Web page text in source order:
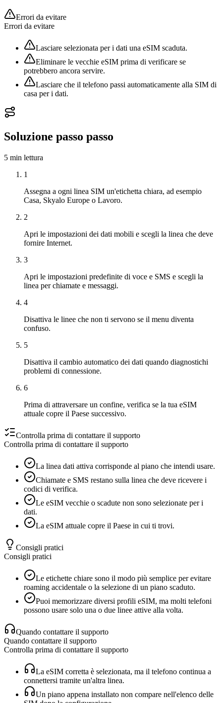
Errori da evitare
Errori da evitare
Lasciare selezionata per i dati una eSIM scaduta.
Eliminare le vecchie eSIM prima di verificare se
potrebbero ancora servire.
Lasciare che il telefono passi automaticamente alla SIM di
casa per i dati.
Soluzione passo passo
5 min lettura
1
Assegna a ogni linea SIM un'etichetta chiara, ad esempio
Casa, Skyalo Europe o Lavoro.
2
Apri le impostazioni dei dati mobili e scegli la linea che deve
fornire Internet.
3
Apri le impostazioni predefinite di voce e SMS e scegli la
linea per chiamate e messaggi.
4
Disattiva le linee che non ti servono se il menu diventa
confuso.
5
Disattiva il cambio automatico dei dati quando diagnostichi
problemi di connessione.
6
Prima di attraversare un confine, verifica se la tua eSIM
attuale copre il Paese successivo.
Controlla prima di contattare il supporto
Controlla prima di contattare il supporto
La linea dati attiva corrisponde al piano che intendi usare.
Chiamate e SMS restano sulla linea che deve ricevere i
codici di verifica.
Le eSIM vecchie o scadute non sono selezionate per i
dati.
La eSIM attuale copre il Paese in cui ti trovi.
Consigli pratici
Consigli pratici
Le etichette chiare sono il modo più semplice per evitare
roaming accidentale o la selezione di un piano scaduto.
Puoi memorizzare diversi profili eSIM, ma molti telefoni
possono usare solo una o due linee attive alla volta.
Quando contattare il supporto
Quando contattare il supporto
Controlla prima di contattare il supporto
La eSIM corretta è selezionata, ma il telefono continua a
connettersi tramite un'altra linea.
Un piano appena installato non compare nell'elenco delle